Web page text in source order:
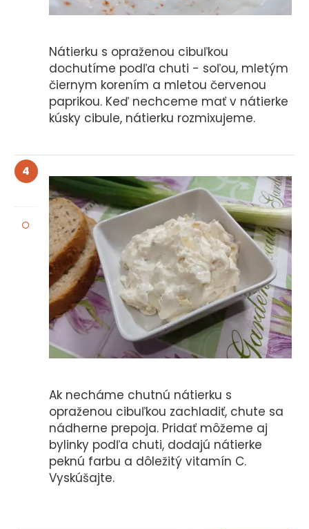
Nátierku s opraženou cibuľkou
dochutíme podľa chuti - soľou, mletým
čiernym korením a mletou červenou
paprikou. Keď nechceme mať v nátierke
kúsky cibule, nátierku rozmixujeme.
4
Ak necháme chutnú nátierku s
opraženou cibuľkou zachladiť, chute sa
nádherne prepoja. Pridať môžeme aj
bylinky podľa chuti, dodajú nátierke
peknú farbu a dôležitý vitamín C.
Vyskúšajte.